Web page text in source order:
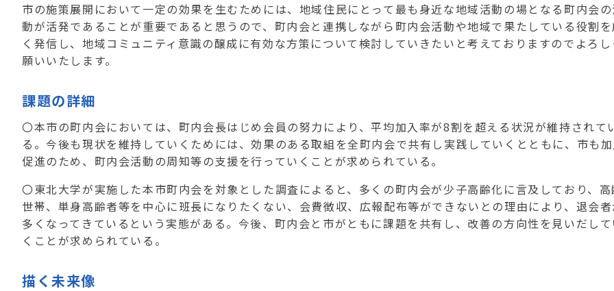
市の施策展開において一定の効果を生むためには、地域住民にとって最も身近な地域活動の場となる町内会の
動が活発であることが重要であると思うので、町内会と連携しながら町内会活動や地域で果たしている役割を
く発信し、地域コミュニティ意識の醸成に有効な方策について検討していきたいと考えておりますのでよろし
願いいたします。
課題の詳細
〇本市の町内会においては、町内会長はじめ会員の努力により、平均加入率が8割を超える状況が維持されて
る。今後も現状を維持していくためには、効果のある取組を全町内会で共有し実践していくとともに、市も加
促進のため、町内会活動の周知等の支援を行っていくことが求められている。
〇東北大学が実施した本市町内会を対象とした調査によると、多くの町内会が少子高齢化に言及しており、高
世帯、単身高齢者等を中心に班長になりたくない、会費徴収、広報配布等ができないとの理由により、退会者
多くなってきているという実態がある。今後、町内会と市がともに課題を共有し、改善の方向性を見いだして
くことが求められている。
描く未来像